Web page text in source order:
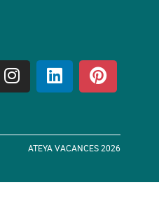
ATEYA VACANCES 2026